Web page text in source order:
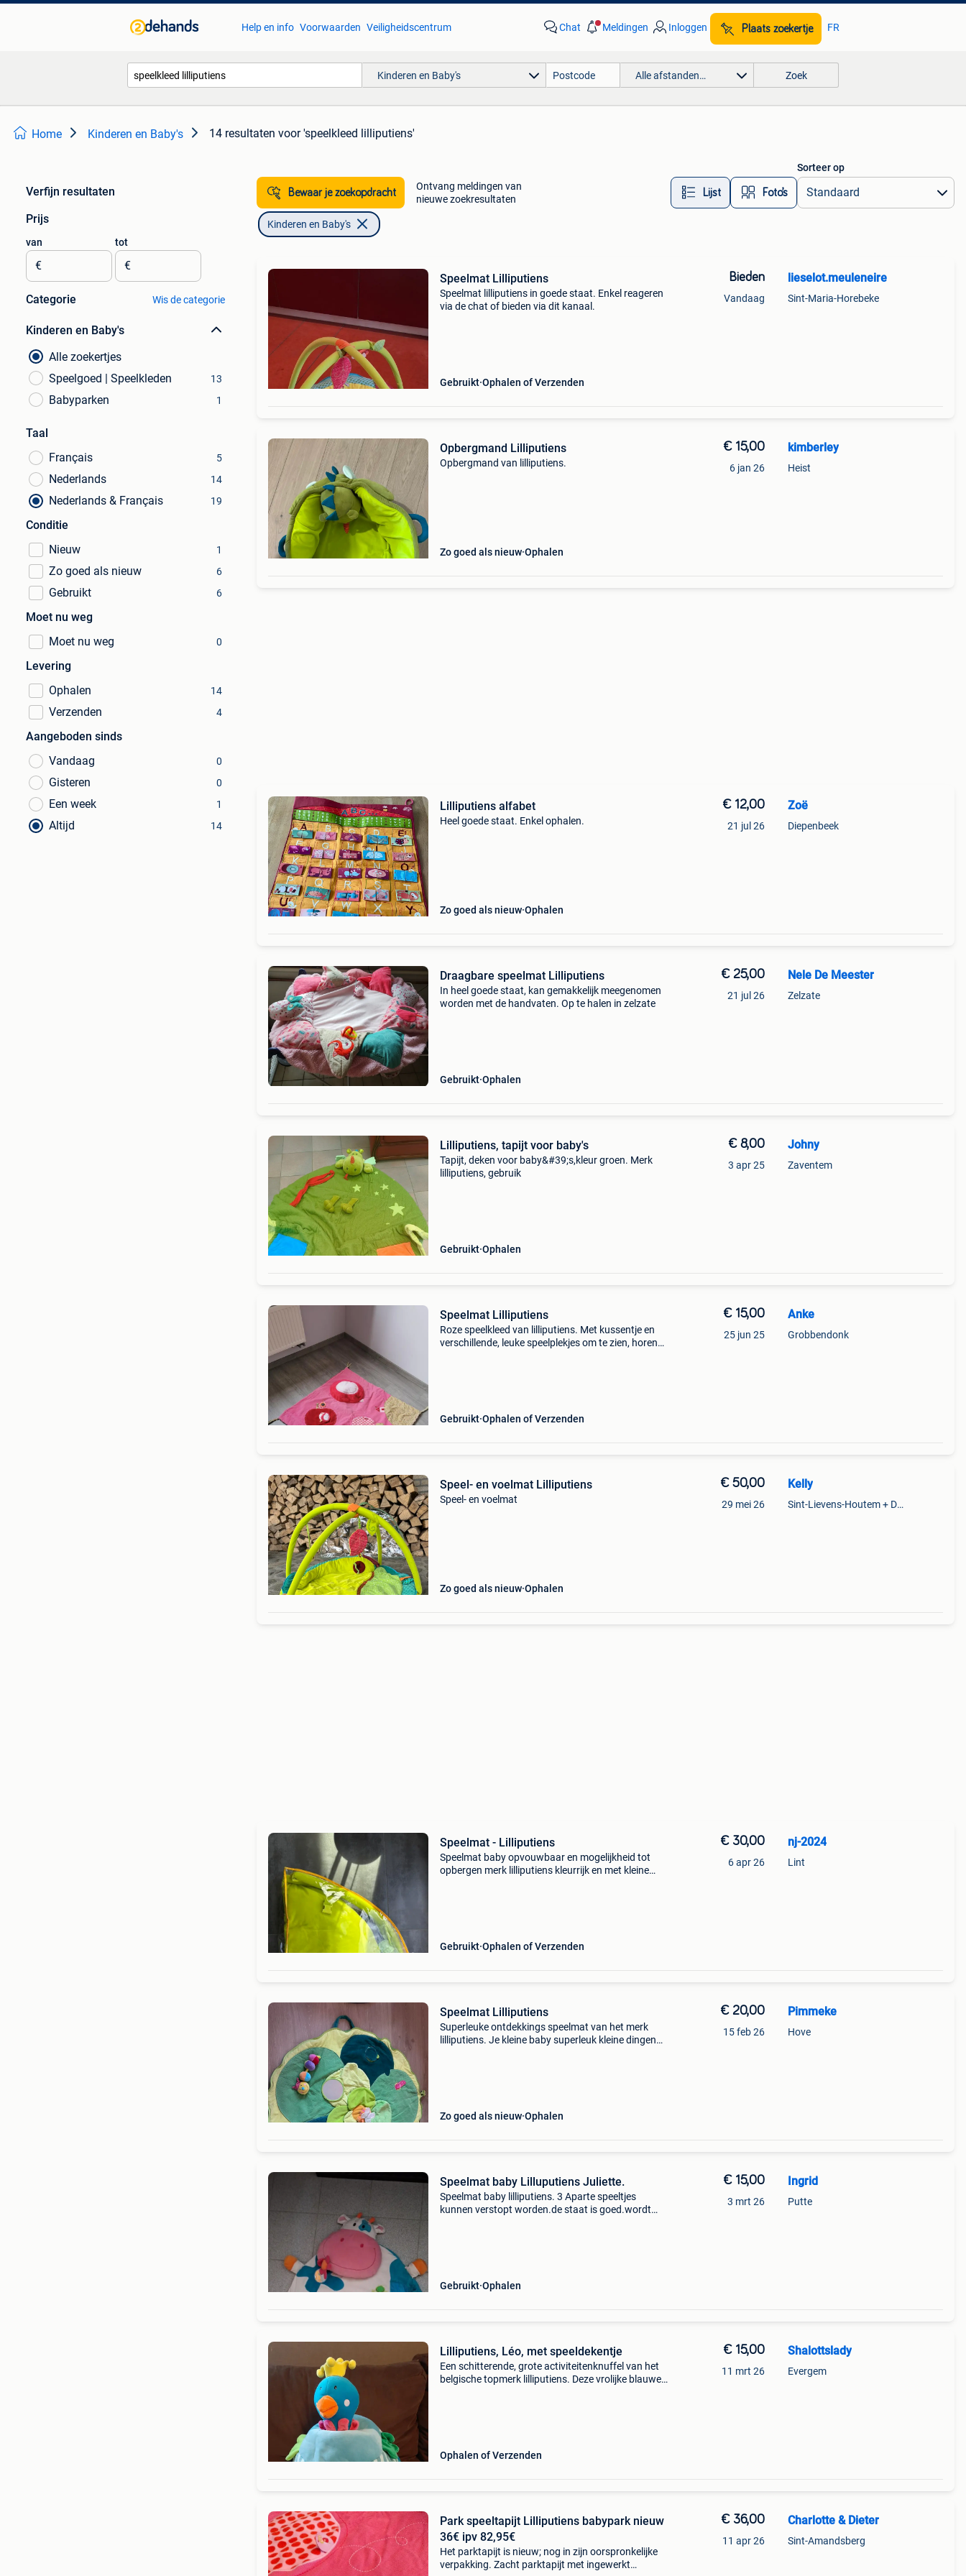
Help en info Voorwaarden Veiligheidscentrum Chat Meldingen Inloggen Plaats zoekertje FR
Kinderen en Baby's Alle afstanden… Zoek
Home Kinderen en Baby's 14 resultaten voor 'speelkleed lilliputiens'
Verfijn resultaten
Prijs
van
€
tot
€
Categorie Wis de categorie
Kinderen en Baby's
Alle zoekertjes
Speelgoed | Speelkleden
13
Babyparken 1
Taal
Français
5
Nederlands 14
Nederlands & Français 19
Conditie
Nieuw
1
Zo goed als nieuw 6
Gebruikt 6
Moet nu weg
Moet nu weg
0
Levering
Ophalen
14
Verzenden 4
Aangeboden sinds
Vandaag
0
Gisteren 0
Een week 1
Altijd 14
Bewaar je zoekopdracht
Ontvang meldingen van
nieuwe zoekresultaten
Lijst Foto’s
Sorteer op
Kinderen en Baby's
Speelmat Lilliputiens
Speelmat lilliputiens in goede staat. Enkel reageren
via de chat of bieden via dit kanaal.
Gebruikt Ophalen of Verzenden
Bieden
Vandaag
lieselot.meuleneire
Sint-Maria-Horebeke
Opbergmand Lilliputiens
Opbergmand van lilliputiens.
Zo goed als nieuw Ophalen
€ 15,00
6 jan 26
kimberley
Heist
Lilliputiens alfabet
Heel goede staat. Enkel ophalen.
Zo goed als nieuw Ophalen
€ 12,00
21 jul 26
Zoë
Diepenbeek
Draagbare speelmat Lilliputiens
In heel goede staat, kan gemakkelijk meegenomen
worden met de handvaten. Op te halen in zelzate
Gebruikt Ophalen
€ 25,00
21 jul 26
Nele De Meester
Zelzate
Lilliputiens, tapijt voor baby's
Tapijt, deken voor baby&#39;s,kleur groen. Merk
lilliputiens, gebruik
Gebruikt Ophalen
€ 8,00
3 apr 25
Johny
Zaventem
Speelmat Lilliputiens
Roze speelkleed van lilliputiens. Met kussentje en
verschillende, leuke speelplekjes om te zien, horen
Gebruikt Ophalen of Verzenden
€ 15,00
25 jun 25
Anke
Grobbendonk
Speel- en voelmat Lilliputiens
Speel- en voelmat
Zo goed als nieuw Ophalen
€ 50,00
29 mei 26
Kelly
Sint-Lievens-Houtem + Deel Oombergen
Speelmat - Lilliputiens
Speelmat baby opvouwbaar en mogelijkheid tot
opbergen merk lilliputiens kleurrijk en met kleine
Gebruikt Ophalen of Verzenden
€ 30,00
6 apr 26
nj-2024
Lint
Speelmat Lilliputiens
Superleuke ontdekkings speelmat van het merk
lilliputiens. Je kleine baby superleuk kleine dingen
Zo goed als nieuw Ophalen
€ 20,00
15 feb 26
Pimmeke
Hove
Speelmat baby Lilluputiens Juliette.
Speelmat baby lilliputiens. 3 Aparte speeltjes
kunnen verstopt worden.de staat is goed.wordt
Gebruikt Ophalen
€ 15,00
3 mrt 26
Ingrid
Putte
Lilliputiens, Léo, met speeldekentje
Een schitterende, grote activiteitenknuffel van het
belgische topmerk lilliputiens. Deze vrolijke blauwe
Ophalen of Verzenden
€ 15,00
11 mrt 26
Shalottslady
Evergem
Park speeltapijt Lilliputiens babypark nieuw
36€ ipv 82,95€
Het parktapijt is nieuw; nog in zijn oorspronkelijke
verpakking. Zacht parktapijt met ingewerkt
€ 36,00
11 apr 26
Charlotte & Dieter
Sint-Amandsberg